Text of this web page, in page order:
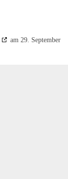
am 29. September